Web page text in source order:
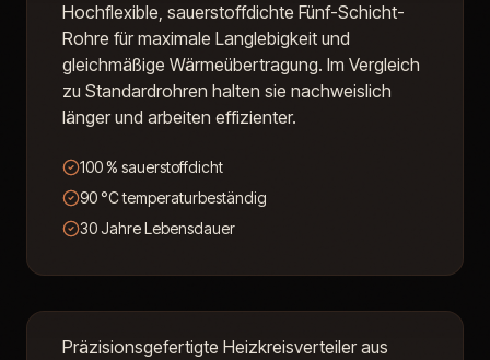
Hochflexible, sauerstoffdichte Fünf-Schicht-
Rohre für maximale Langlebigkeit und
gleichmäßige Wärmeübertragung. Im Vergleich
zu Standardrohren halten sie nachweislich
länger und arbeiten effizienter.
100 % sauerstoffdicht
90 °C temperaturbeständig
30 Jahre Lebensdauer
Edelstahl-Verteiler
Präzisionsgefertigte Heizkreisverteiler aus